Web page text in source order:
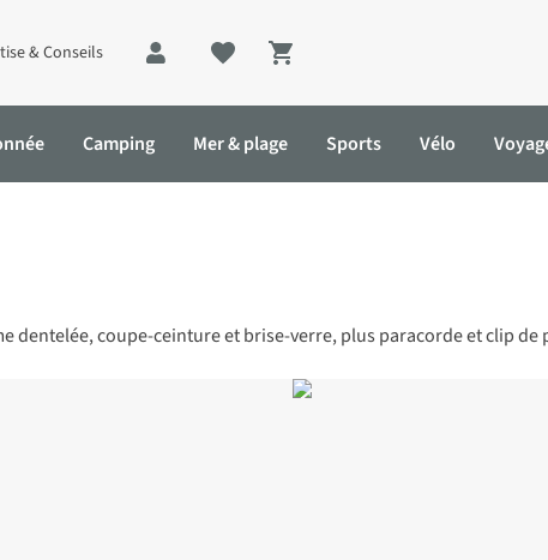
& Conseils
Shopping cart
Camping Mer & plage Sports Vélo
dentelée, coupe-ceinture et brise-verre, plus paracorde et clip de